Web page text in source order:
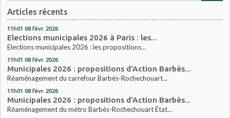
Articles récents
11h01 08 févr. 2026
Elections municipales 2026 à Paris : les...
Elections municipales 2026 : les propositions...
11h01 08 févr. 2026
Municipales 2026 : propositions d'Action Barbès...
Réaménagement du carrefour Barbès-Rochechouart...
11h01 08 févr. 2026
Municipales 2026 : propositions d'Action Barbès...
Réaménagement du métro Barbès-Rochechouart État...